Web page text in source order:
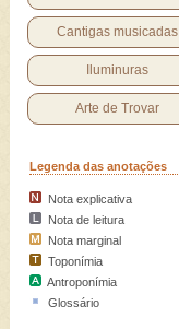
Cantigas musicadas
Iluminuras
Arte de Trovar
Legenda das anotações
Nota explicativa
Nota de leitura
Nota marginal
Toponímia
Antroponímia
Glossário